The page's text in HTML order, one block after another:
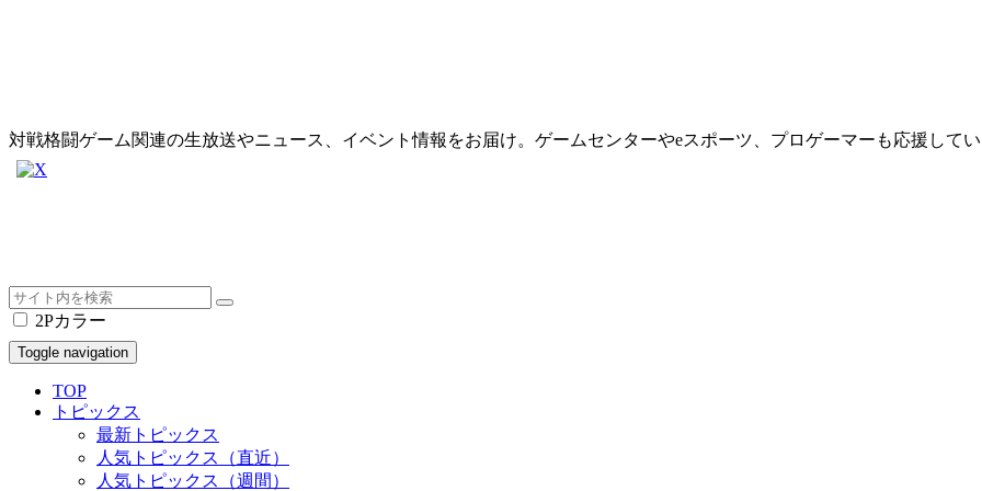
対戦格闘ゲーム関連の生放送やニュース、イベント情報をお届け。ゲームセンターやeスポーツ、プロゲーマーも応援して
2Pカラー
Toggle navigation
TOP
トピックス
最新トピックス
人気トピックス（直近）
人気トピックス（週間）